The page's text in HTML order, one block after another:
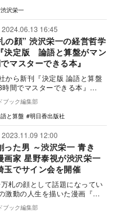
渋沢栄一
2024.06.13 16:45
の顔” 渋沢栄一の経営哲学
決定版 論語と算盤がマン
マスターできる本』
から新刊『決定版 論語と算盤
間でマスターできる本』
）が発売される。この書籍
7…
ブック編集部
と算盤 明日香出版社
2023.11.09 12:00
った男 ～渋沢栄一 青き
画家 星野泰視が渋沢栄一
玉でサイン会を開催
札の顔として話題になってい
激動の人生を描いた漫画『日
〜渋沢栄一 青き日々〜』完結
ブック編集部